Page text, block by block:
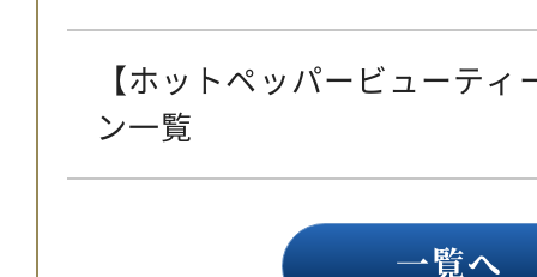
【ホットペッパービューテ
ン一覧
一覧へ